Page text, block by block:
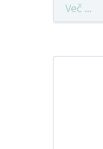
Več ...